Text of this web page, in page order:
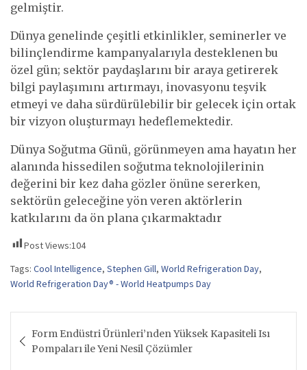
gelmiştir.
Dünya genelinde çeşitli etkinlikler, seminerler ve
bilinçlendirme kampanyalarıyla desteklenen bu
özel gün; sektör paydaşlarını bir araya getirerek
bilgi paylaşımını artırmayı, inovasyonu teşvik
etmeyi ve daha sürdürülebilir bir gelecek için ortak
bir vizyon oluşturmayı hedeflemektedir.
Dünya Soğutma Günü, görünmeyen ama hayatın her
alanında hissedilen soğutma teknolojilerinin
değerini bir kez daha gözler önüne sererken,
sektörün geleceğine yön veren aktörlerin
katkılarını da ön plana çıkarmaktadır
Post Views:104
Tags: Cool Intelligence, Stephen Gill, World Refrigeration Day,
World Refrigeration Day® - World Heatpumps Day
gezinmesi
Form Endüstri Ürünleri’nden Yüksek Kapasiteli Isı
Pompaları ile Yeni Nesil Çözümler